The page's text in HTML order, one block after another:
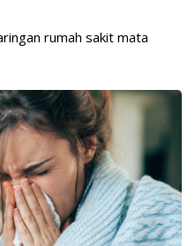
rumah sakit mata